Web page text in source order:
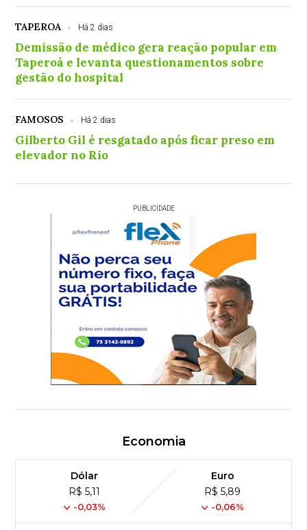
TAPEROA Há 2 dias
Demissão de médico gera reação popular em
Taperoá e levanta questionamentos sobre
gestão do hospital
FAMOSOS Há 2 dias
Gilberto Gil é resgatado após ficar preso em
elevador no Rio
PUBLICIDADE
Economia
Dólar
R$ 5,11
-0,03%
Euro
R$ 5,89
-0,06%